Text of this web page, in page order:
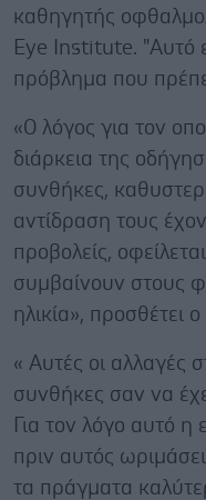
καθηγητής
Eye Institute. "Αυτό
πρόβλημα που
«Ο λόγος για τον
διάρκεια της
συνθήκες,
αντίδραση τους
προβολείς,
συμβαίνουν στους
ηλικία», προσθέτει
« Αυτές οι αλλαγές
συνθήκες σαν να
Για τον λόγο αυτό
πριν αυτός
τα πράγματα